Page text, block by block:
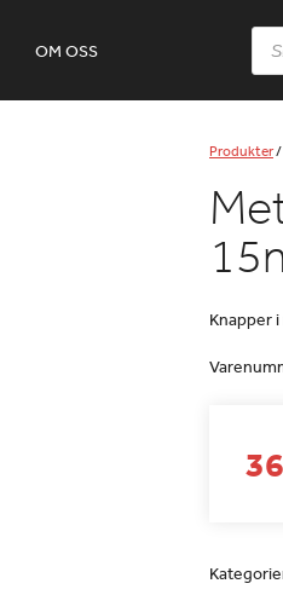
OM OSS
Produkter/
Knapper